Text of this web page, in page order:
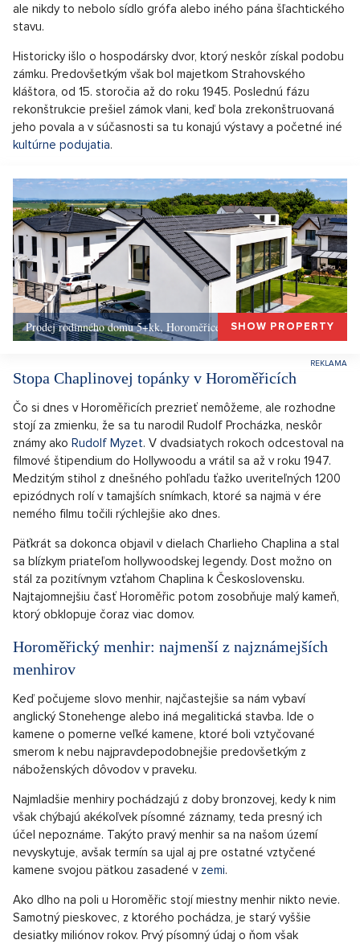
ale nikdy to nebolo sídlo grófa alebo iného pána šľachtického
stavu.
Historicky išlo o hospodársky dvor, ktorý neskôr získal podobu
zámku. Predovšetkým však bol majetkom Strahovského
kláštora, od 15. storočia až do roku 1945. Poslednú fázu
rekonštrukcie prešiel zámok vlani, keď bola zrekonštruovaná
jeho povala a v súčasnosti sa tu konajú výstavy a početné iné
kultúrne podujatia.
Prodej rodinného domu 5+kk, Horoměřice, Okolí PrahySHOW PROPERTY
Stopa Chaplinovej topánky v Horoměřicích
Čo si dnes v Horoměřicích prezrieť nemôžeme, ale rozhodne
stojí za zmienku, že sa tu narodil Rudolf Procházka, neskôr
známy ako Rudolf Myzet. V dvadsiatych rokoch odcestoval na
filmové štipendium do Hollywoodu a vrátil sa až v roku 1947.
Medzitým stihol z dnešného pohľadu ťažko uveriteľných 1200
epizódnych rolí v tamajších snímkach, ktoré sa najmä v ére
nemého filmu točili rýchlejšie ako dnes.
Päťkrát sa dokonca objavil v dielach Charlieho Chaplina a stal
sa blízkym priateľom hollywoodskej legendy. Dost možno on
stál za pozitívnym vzťahom Chaplina k Československu.
Najtajomnejšiu časť Horoměřic potom zosobňuje malý kameň,
ktorý obklopuje čoraz viac domov.
Horoměřický menhir: najmenší z najznámejších
menhirov
Keď počujeme slovo menhir, najčastejšie sa nám vybaví
anglický Stonehenge alebo iná megalitická stavba. Ide o
kamene o pomerne veľké kamene, ktoré boli vztyčované
smerom k nebu najpravdepodobnejšie predovšetkým z
náboženských dôvodov v praveku.
Najmladšie menhiry pochádzajú z doby bronzovej, kedy k nim
však chýbajú akékoľvek písomné záznamy, teda presný ich
účel nepoznáme. Takýto pravý menhir sa na našom území
nevyskytuje, avšak termín sa ujal aj pre ostatné vztyčené
kamene svojou pätkou zasadené v zemi.
Ako dlho na poli u Horoměřic stojí miestny menhir nikto nevie.
Samotný pieskovec, z ktorého pochádza, je starý vyššie
desiatky miliónov rokov. Prvý písomný údaj o ňom však